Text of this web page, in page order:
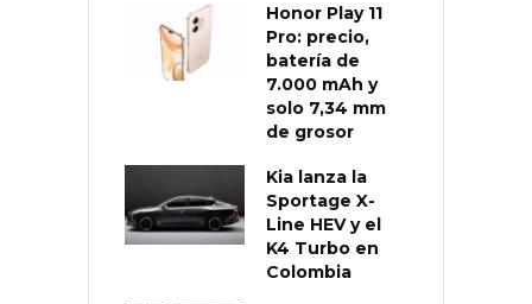
Honor Play 11
Pro: precio,
batería de
7.000 mAh y
solo 7,34 mm
de grosor
Kia lanza la
Sportage X-
Line HEV y el
K4 Turbo en
Colombia